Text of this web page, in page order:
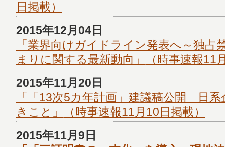
日掲載）
2015年12月04日
「業界向けガイドライン発表へ～独占
まりに関する最新動向」
（時事速報11
2015年11月20日
「「13次5カ年計画」建議稿公開 日
きこと」
（時事速報11月10日掲載）
2015年11月9日